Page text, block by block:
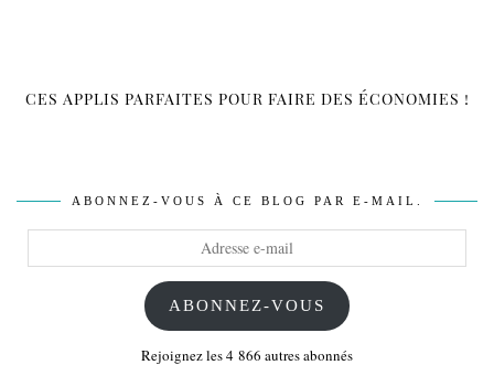
CES APPLIS PARFAITES POUR FAIRE DES ÉCONOMIES !
ABONNEZ-VOUS À CE BLOG PAR E-MAIL.
ABONNEZ-VOUS
Rejoignez les 4 866 autres abonnés